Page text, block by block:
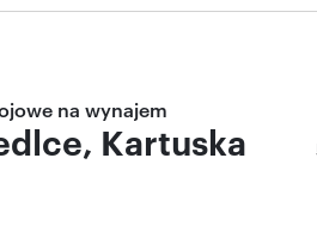
na wynajem
Kartuska